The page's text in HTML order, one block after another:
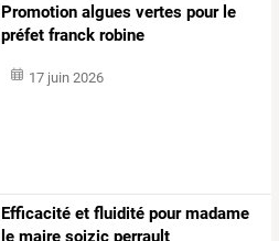
Promotion algues vertes pour le
préfet franck robine
17 juin 2026
Efficacité et fluidité pour madame
le maire soizic perrault